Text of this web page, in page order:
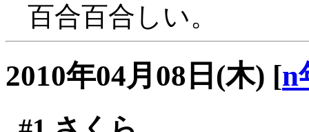
百合百合しい。
2010年04月08日(木) [n